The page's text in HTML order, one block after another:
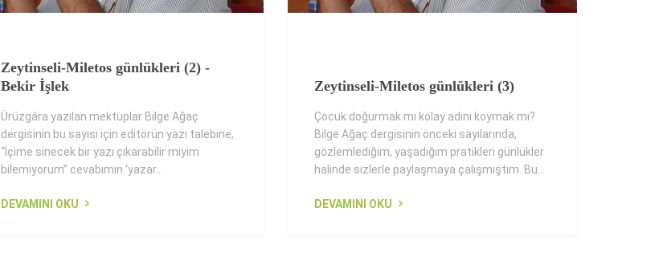
Zeytinseli-Miletos günlükleri (2) -
Bekir İşlek
Ürüzgâra yazılan mektuplar Bilge Ağaç
dergisinin bu sayısı için editörün yazı talebine,
“İçime sinecek bir yazı çıkarabilir miyim
bilemiyorum” cevabımın ‘yazar...
DEVAMINI OKU
Zeytinseli-Miletos günlükleri (3)
Çocuk doğurmak mı kolay adını koymak mı?
Bilge Ağaç dergisinin önceki sayılarında,
gözlemlediğim, yaşadığım pratikleri günlükler
halinde sizlerle paylaşmaya çalışmıştım. Bu...
DEVAMINI OKU